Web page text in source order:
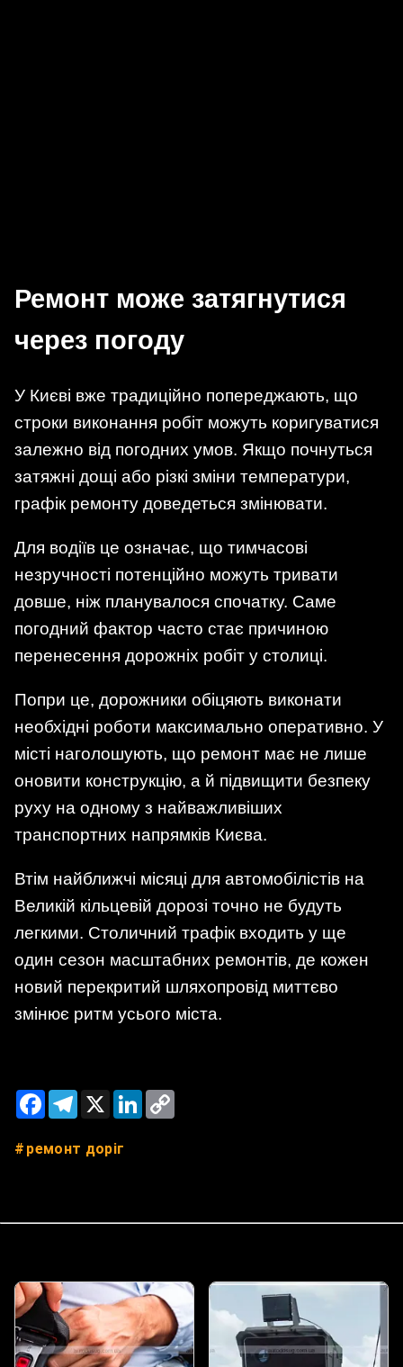
Ремонт може затягнутися
через погоду
У Києві вже традиційно попереджають, що
строки виконання робіт можуть коригуватися
залежно від погодних умов. Якщо почнуться
затяжні дощі або різкі зміни температури,
графік ремонту доведеться змінювати.
Для водіїв це означає, що тимчасові
незручності потенційно можуть тривати
довше, ніж планувалося спочатку. Саме
погодний фактор часто стає причиною
перенесення дорожніх робіт у столиці.
Попри це, дорожники обіцяють виконати
необхідні роботи максимально оперативно. У
місті наголошують, що ремонт має не лише
оновити конструкцію, а й підвищити безпеку
руху на одному з найважливіших
транспортних напрямків Києва.
Втім найближчі місяці для автомобілістів на
Великій кільцевій дорозі точно не будуть
легкими. Столичний трафік входить у ще
один сезон масштабних ремонтів, де кожен
новий перекритий шляхопровід миттєво
змінює ритм усього міста.
FacebookTelegram
X LinkedIn
ремонт доріг